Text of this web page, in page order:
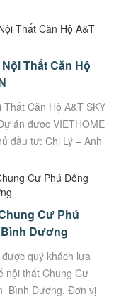
Thất Căn Hộ
Căn Hộ A&T SKY
án được VIETHOME
đầu tư: Chị Lý – Anh
Cư Phú
Dương
quý khách lựa
nội thất Chung Cư
Bình Dương. Đơn vị